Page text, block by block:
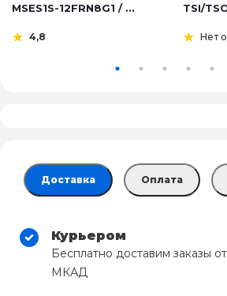
MSES1S-12FRN8G1 / ...
4,8
TSI/
Нет
Доставка Оплата
Курьером
Бесплатно доставим заказы
МКАД